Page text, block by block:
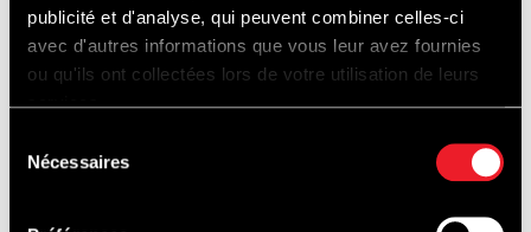
publicité et d'analyse, qui peuvent combiner celles-ci
avec d'autres informations que vous leur avez fournies
ou qu'ils ont collectées lors de votre utilisation de leurs
services.
Nécessaires
TRACK
EXPERIENCES